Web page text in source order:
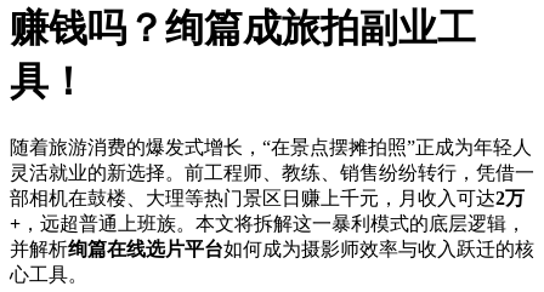
赚钱吗？绚篇成旅拍副业工
具！
随着旅游消费的爆发式增长，“在景点摆摊拍照”正成为年轻人
灵活就业的新选择。前工程师、教练、销售纷纷转行，凭借一
部相机在鼓楼、大理等热门景区日赚上千元，月收入可达2万
+ ，远超普通上班族。本文将拆解这一暴利模式的底层逻辑，
并解析绚篇在线选片平台如何成为摄影师效率与收入跃迁的核
心工具。